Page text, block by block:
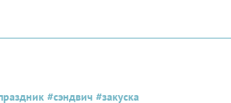
#сэндвич #закуска